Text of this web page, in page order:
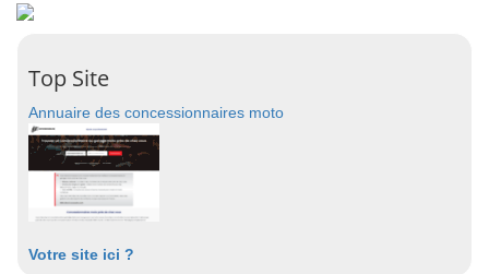
Top Site
Annuaire des concessionnaires moto
Votre site ici ?